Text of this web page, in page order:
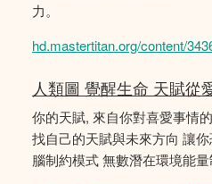
力。
hd.mastertitan.org/content/
人類圖 覺醒生命 天賦從
你的天賦, 來自你對喜愛事情
找自己的天賦與未來方向 讓
腦制約模式 無數潛在環境能